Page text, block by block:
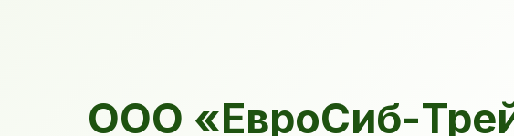
ООО «ЕвроСиб-